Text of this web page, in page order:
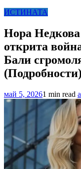
ИСТИНАТА
Нора
открита
Бали
(Подробности)
май 5, 20261 min read